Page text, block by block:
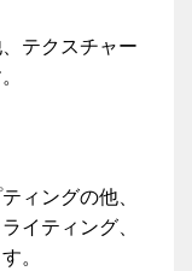
テクスチャー
ィングの他、
イティング、
。